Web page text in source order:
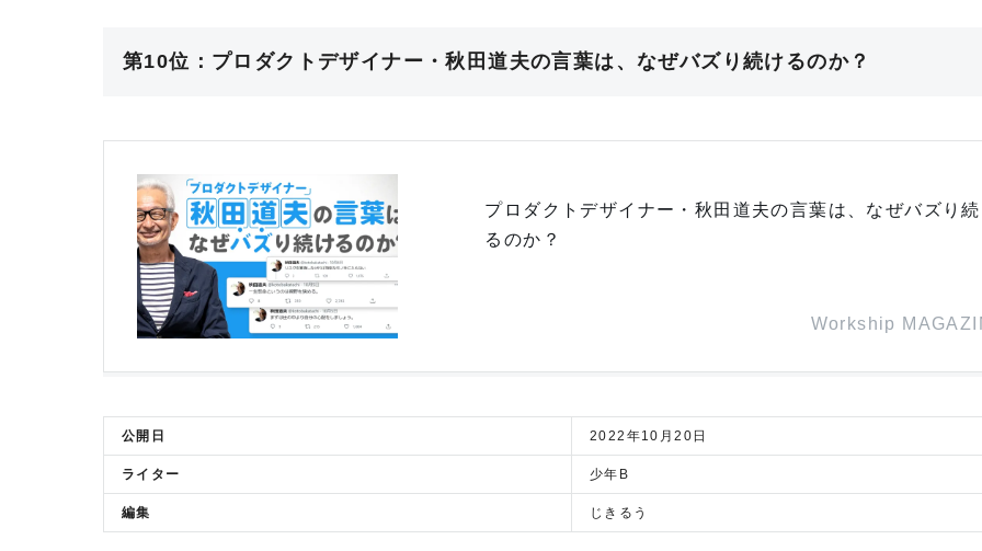
第10位：プロダクトデザイナー・秋田道夫の言葉は、なぜバズり続けるのか？
プロダクトデザイナー・秋田道夫の言葉は、なぜバズり
るのか？
Workship
公開日 2022年10月20日
ライター 少年B
編集 じきるう